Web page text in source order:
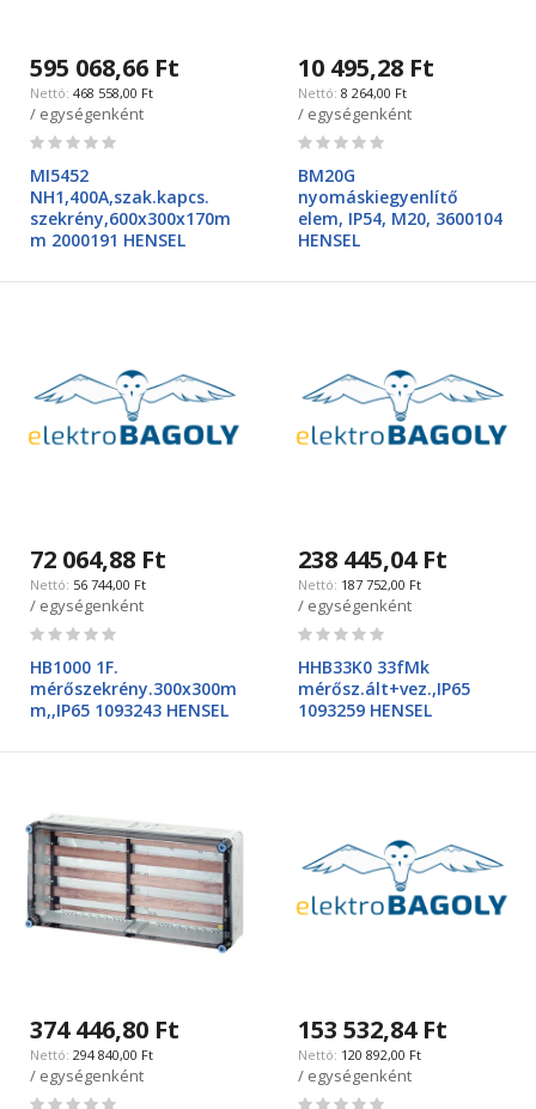
595 068,66 Ft
468 558,00 Ft
/ egységenként
Rating:
MI5452
NH1,400A,szak.kapcs.
szekrény,600x300x170m
m 2000191 HENSEL
10 495,28 Ft
8 264,00 Ft
/ egységenként
Rating:
BM20G
nyomáskiegyenlítő
elem, IP54, M20, 3600104
HENSEL
72 064,88 Ft
56 744,00 Ft
/ egységenként
Rating:
HB1000 1F.
mérőszekrény.300x300m
m,,IP65 1093243 HENSEL
238 445,04 Ft
187 752,00 Ft
/ egységenként
Rating:
HHB33K0 33fMk
mérősz.ált+vez.,IP65
1093259 HENSEL
374 446,80 Ft
294 840,00 Ft
/ egységenként
Rating:
153 532,84 Ft
120 892,00 Ft
/ egységenként
Rating: